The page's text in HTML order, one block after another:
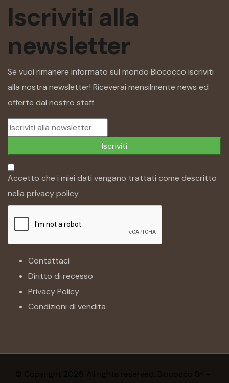
Iscriviti alla
newsletter
Se vuoi rimanere informato sul mondo Biococco iscriviti
alla nostra newsletter! Riceverai mensilmente news ed
offerte dal nostro staff.
Iscriviti
Accetto che i miei dati vengano trattati come descritto
nella privacy policy
Contattaci
Diritto di recesso
Privacy Policy
Condizioni di vendita